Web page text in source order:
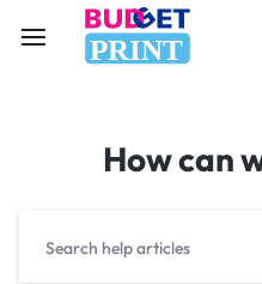
PRINT
How can